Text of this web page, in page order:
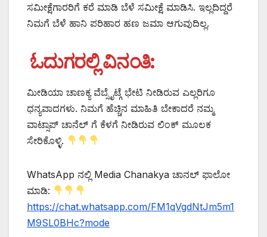
ಸಮೀಕ್ಷೆಗಾರರಿಗೆ ಕರೆ ಮಾಡಿ ಬೆಳೆ ಸಮೀಕ್ಷೆ ಮಾಡಿಸಿ. ಇಲ್ಲದಿದ್ದರೆ
ನಿಮಗೆ ಬೆಳೆ ಹಾನಿ ಪರಿಹಾರ ಹಣ ಜಮಾ ಆಗುವುದಿಲ್ಲ.
ಓದುಗರಲ್ಲಿ ವಿನಂತಿ:
ಮೀಡಿಯಾ ಚಾಣಕ್ಯ ವೆಬ್ಸೈಟ್ಗೆ ಭೇಟಿ ನೀಡಿರುವ ಎಲ್ಲರಿಗೂ
ಧನ್ಯವಾದಗಳು. ನಿಮಗೆ ಹೆಚ್ಚಿನ ಮಾಹಿತಿ ಬೇಕಾದರೆ ನಮ್ಮ
ವಾಟ್ಸಾಪ್ ಚಾನೆಲ್ ಗೆ ಕೆಳಗೆ ನೀಡಿರುವ ಲಿಂಕ್ ಮೂಲಕ
ಸೇರಿಕೊಳ್ಳಿ.
WhatsApp ನಲ್ಲಿ Media Chanakya ಚಾನಲ್ ಫಾಲೋ
ಮಾಡಿ:
https://chat.whatsapp.com/FM1qVgdNtJm5m1
M9SL0BHc?mode